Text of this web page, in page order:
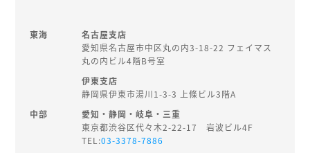
東海
名古屋支店
愛知県名古屋市中区丸の内3-18-22 フェイマス
丸の内ビル4階B号室
伊東支店
静岡県伊東市湯川1-3-3 上條ビル3階A
中部
愛知・静岡・岐阜・三重
東京都渋谷区代々木2-22-17 岩波ビル4F
TEL:03-3378-7886